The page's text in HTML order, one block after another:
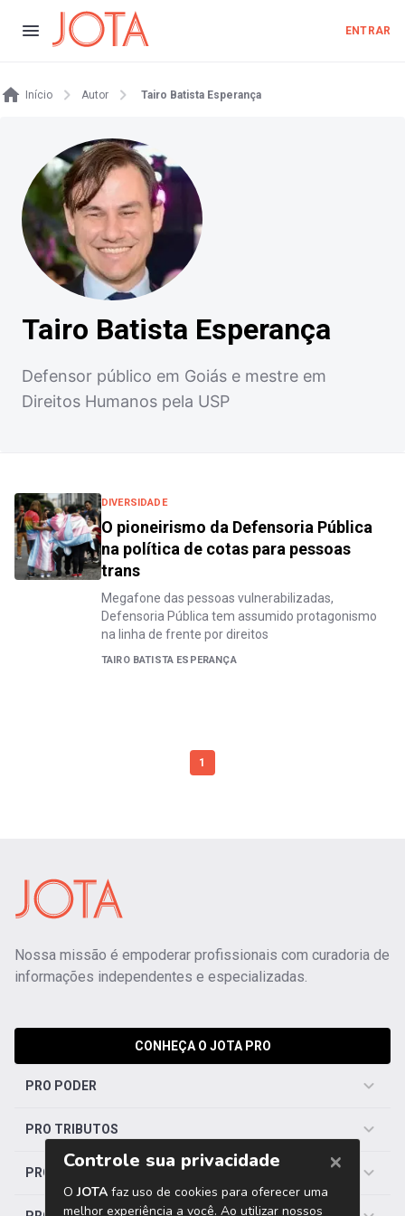
ENTRAR
Início Autor Tairo Batista Esperança
Tairo Batista Esperança
Defensor público em Goiás e mestre em
Direitos Humanos pela USP
DIVERSIDADE
O pioneirismo da Defensoria Pública
na política de cotas para pessoas
trans
Megafone das pessoas vulnerabilizadas,
Defensoria Pública tem assumido protagonismo
na linha de frente por direitos
TAIRO BATISTA ESPERANÇA
1
Nossa missão é empoderar profissionais com curadoria de
informações independentes e especializadas.
CONHEÇA O JOTA PRO
PRO PODER
PRO TRIBUTOS
PRO TRABALHISTA